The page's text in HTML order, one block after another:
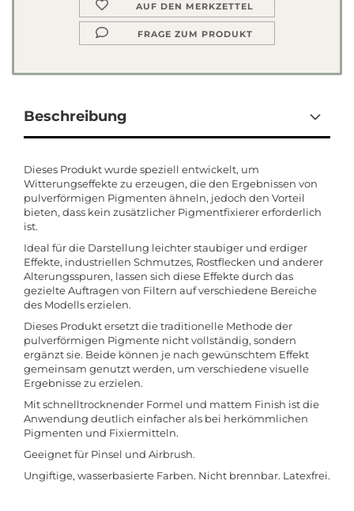
AUF DEN MERKZETTEL
FRAGE ZUM PRODUKT
Beschreibung
Dieses Produkt wurde speziell entwickelt, um
Witterungseffekte zu erzeugen, die den Ergebnissen von
pulverförmigen Pigmenten ähneln, jedoch den Vorteil
bieten, dass kein zusätzlicher Pigmentfixierer erforderlich
ist.
Ideal für die Darstellung leichter staubiger und erdiger
Effekte, industriellen Schmutzes, Rostflecken und anderer
Alterungsspuren, lassen sich diese Effekte durch das
gezielte Auftragen von Filtern auf verschiedene Bereiche
des Modells erzielen.
Dieses Produkt ersetzt die traditionelle Methode der
pulverförmigen Pigmente nicht vollständig, sondern
ergänzt sie. Beide können je nach gewünschtem Effekt
gemeinsam genutzt werden, um verschiedene visuelle
Ergebnisse zu erzielen.
Mit schnelltrocknender Formel und mattem Finish ist die
Anwendung deutlich einfacher als bei herkömmlichen
Pigmenten und Fixiermitteln.
Geeignet für Pinsel und Airbrush.
Ungiftige, wasserbasierte Farben. Nicht brennbar. Latexfrei.